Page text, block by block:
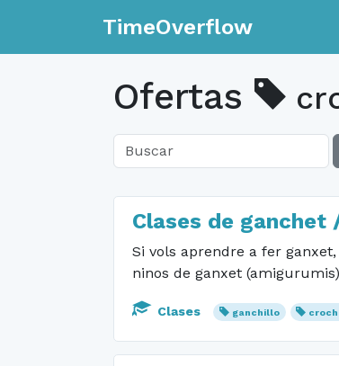
TimeOverflow
Ofertas
Clases de
Si vols aprendre a fer
ninos de ganxet
Clases ganchillo